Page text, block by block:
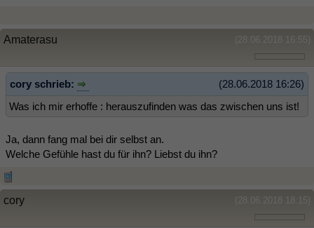
(28.06.2018 16:55)
Amaterasu
(28.06.2018 16:26)
cory schrieb:
Was ich mir erhoffe : herauszufinden was das zwischen uns ist!
Ja, dann fang mal bei dir selbst an.
Welche Gefühle hast du für ihn? Liebst du ihn?
(28.06.2018 18:15)
cory